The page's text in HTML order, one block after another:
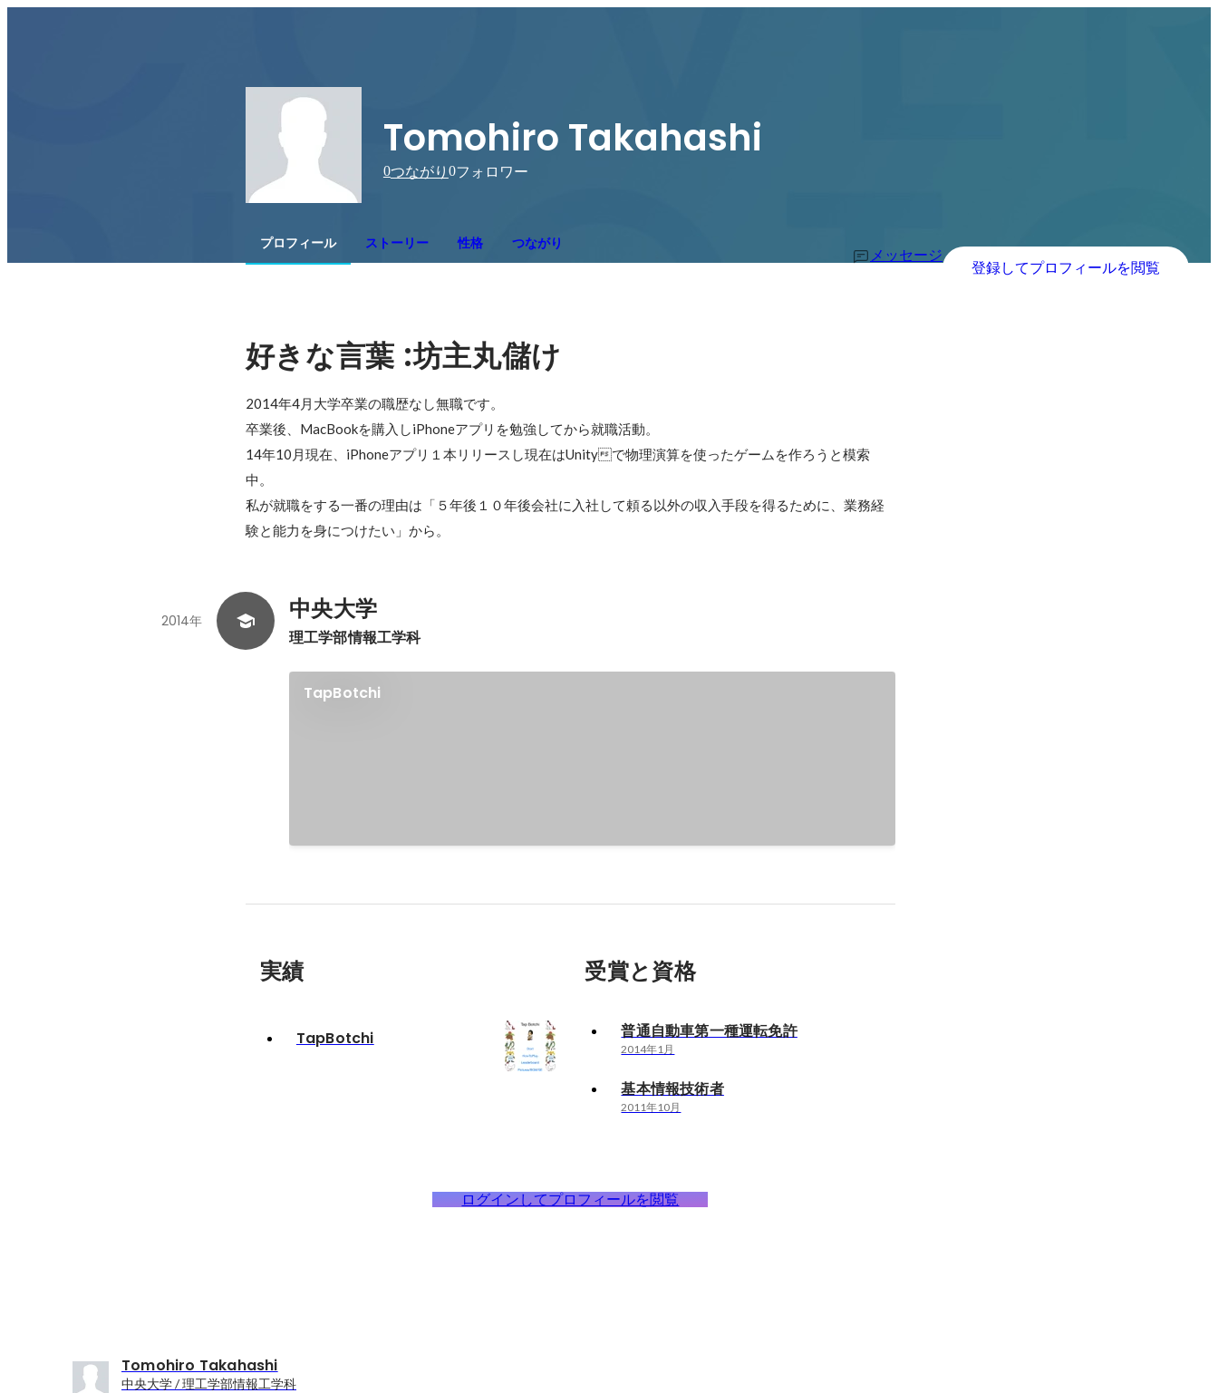
Tomohiro Takahashi
0つながり 0フォロワー
プロフィール ストーリー 性格 つながり
メッセージ
登録してプロフィールを閲覧
好きな言葉 :坊主丸儲け
2014年4月大学卒業の職歴なし無職です。
卒業後、MacBookを購入しiPhoneアプリを勉強してから就職活動。
14年10月現在、iPhoneアプリ１本リリースし現在はUnityで物理演算を使ったゲームを作ろうと模索
中。
私が就職をする一番の理由は「５年後１０年後会社に入社して頼る以外の収入手段を得るために、業務経
験と能力を身につけたい」から。
中央大学
理工学部情報工学科
2014年
TapBotchi
実績
TapBotchi
受賞と資格
普通自動車第一種運転免許
2014年1月
基本情報技術者
2011年10月
ログインしてプロフィールを閲覧
Tomohiro Takahashi
中央大学 / 理工学部情報工学科